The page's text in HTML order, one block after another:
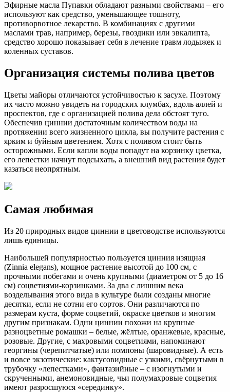
Эфирные масла Пупавки обладают разными свойствами – его
используют как средство, уменьшающее тошноту,
противорвотное лекарство. В комбинациях с другими
маслами трав, например, березы, гвоздики или эвкалипта,
средство хорошо показывает себя в лечение травм лодыжек и
коленных суставов.
Организация системы полива цветов
Цветы майоры отличаются устойчивостью к засухе. Поэтому
их часто можно увидеть на городских клумбах, вдоль аллей и
проспектов, где с организацией полива дела обстоят туго.
Обеспечив циннии достаточным количеством воды на
протяжении всего жизненного цикла, вы получите растения с
ярким и буйным цветением. Хотя с поливом стоит быть
осторожными. Если капли воды попадут на корзинку цветка,
его лепестки начнут подсыхать, а внешний вид растения будет
казаться неопрятным.
Самая любимая
Из 20 природных видов циннии в цветоводстве используются
лишь единицы.
Наибольшей популярностью пользуется цинния изящная
(Zinnia elegans), мощное растение высотой до 100 см, с
прочными побегами и очень крупными (диаметром от 5 до 16
см) соцветиями-корзинками. За два с лишним века
возделывания этого вида в культуре были созданы многие
десятки, если не сотни его сортов. Они различаются по
размерам куста, форме соцветий, окраске цветков и многим
другим признакам. Одни циннии похожи на крупные
разноцветные ромашки – белые, жёлтые, оранжевые, красные,
розовые. Другие, с махровыми соцветиями, напоминают
георгины (черепитчатые) или помпоны (шаровидные). А есть
и вовсе экзотические: кактусовидные с узкими, свёрнутыми в
трубочку «лепестками», фантазийные – с изогнутыми и
скрученными, анемоновидные, чьи полумахровые соцветия
имеют разросшуюся «серединку».